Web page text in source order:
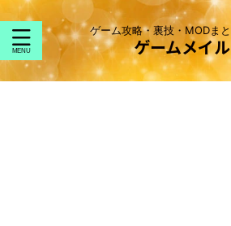
ゲーム攻略・裏技・MODま
ゲームメイル